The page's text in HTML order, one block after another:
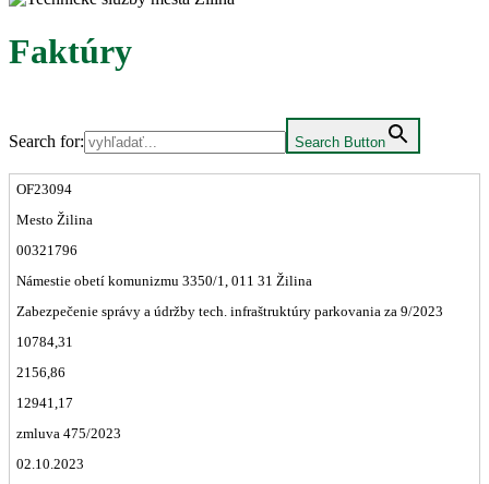
Faktúry
Search for: Search Button
OF23094
Mesto Žilina
00321796
Námestie obetí komunizmu 3350/1, 011 31 Žilina
Zabezpečenie správy a údržby tech. infraštruktúry parkovania za 9/2023
10784,31
2156,86
12941,17
zmluva 475/2023
02.10.2023